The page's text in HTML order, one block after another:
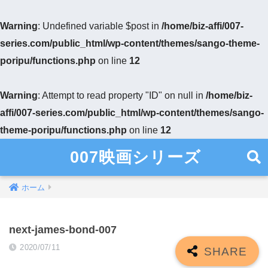
Warning: Undefined variable $post in /home/biz-affi/007-
series.com/public_html/wp-content/themes/sango-theme-
poripu/functions.php on line 12
Warning: Attempt to read property "ID" on null in /home/biz-
affi/007-series.com/public_html/wp-content/themes/sango-
theme-poripu/functions.php on line 12
007映画シリーズ
ホーム
next-james-bond-007
2020/07/11